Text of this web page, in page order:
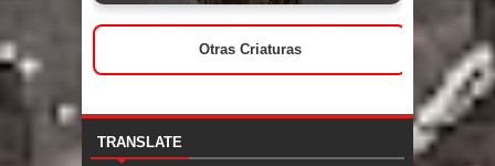
Otras Criaturas
TRANSLATE